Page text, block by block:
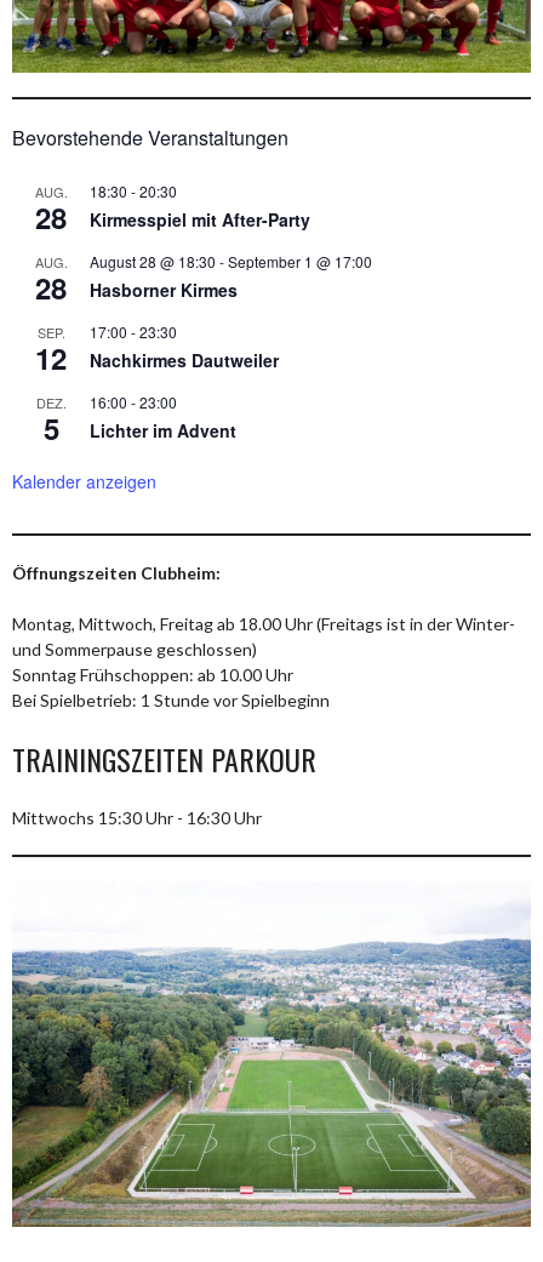
Bevorstehende Veranstaltungen
AUG.
28
18:30 -20:30
Kirmesspiel mit After-Party
AUG.
28
August 28 @ 18:30 -September 1 @ 17:00
Hasborner Kirmes
SEP.
12
17:00 -23:30
Nachkirmes Dautweiler
DEZ.
5
16:00 -23:00
Lichter im Advent
Kalender anzeigen
Öffnungszeiten Clubheim:
Montag, Mittwoch, Freitag ab 18.00 Uhr (Freitags ist in der Winter-
und Sommerpause geschlossen)
Sonntag Frühschoppen: ab 10.00 Uhr
Bei Spielbetrieb: 1 Stunde vor Spielbeginn
TRAININGSZEITEN PARKOUR
Mittwochs 15:30 Uhr - 16:30 Uhr